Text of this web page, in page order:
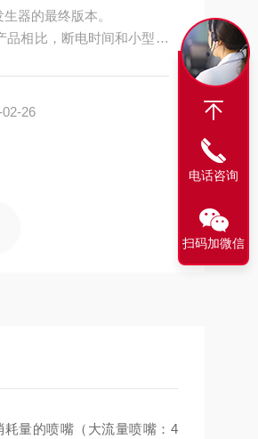
器的最终版本。
品相比，断电时间和小型化
尺寸，实现了 30% 以上的
26
耗量的喷嘴（大流量喷嘴：4
电话咨询
扫码加微信